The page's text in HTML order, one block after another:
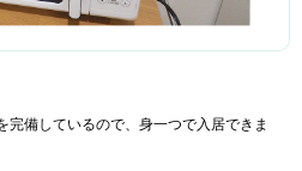
完備しているので、身一つで入居できま